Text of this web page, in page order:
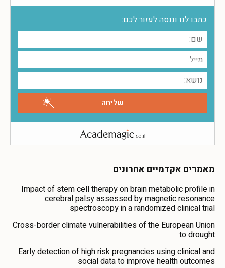
כתבו לנו וננסה לעזור לכם:
מאמרים אקדמיים אחרונים
Impact of stem cell therapy on brain metabolic profile in
cerebral palsy assessed by magnetic resonance
spectroscopy in a randomized clinical trial
Cross-border climate vulnerabilities of the European Union
to drought
Early detection of high risk pregnancies using clinical and
social data to improve health outcomes